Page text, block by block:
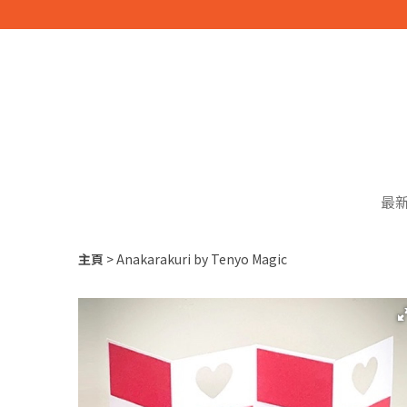
最
主頁 Anakarakuri by Tenyo Magic